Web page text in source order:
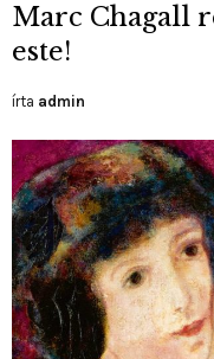
Marc Chagall
este!
írta admin